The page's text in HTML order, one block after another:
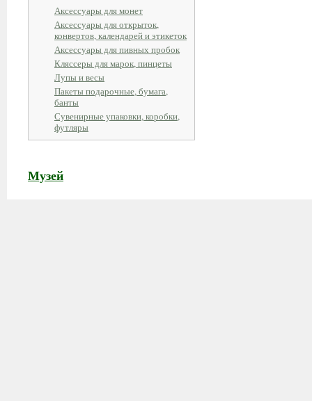
Аксессуары для монет
Аксессуары для открыток,
конвертов, календарей и этикеток
Аксессуары для пивных пробок
Кляссеры для марок, пинцеты
Лупы и весы
Пакеты подарочные, бумага,
банты
Сувенирные упаковки, коробки,
футляры
Музей